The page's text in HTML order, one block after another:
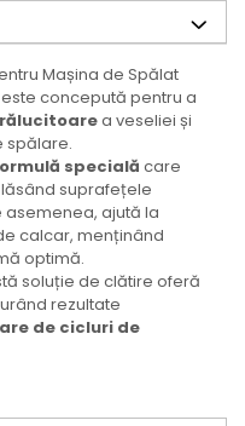
Mașina de Spălat
concepută pentru a
a veseliei și
spălare.
specială care
suprafețele
asemenea, ajută la
calcar, menținând
optimă.
soluție de clătire oferă
rezultate
de cicluri de